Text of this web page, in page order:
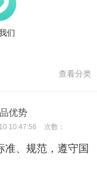
们
查看分类
优势
10:47:56 次数：
准、规范，遵守国